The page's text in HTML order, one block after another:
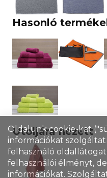
Hasonló
Utoljára nézett
Oldalunk cookie-kat
információkat
felhasználó
felhasználói élményt,
információkat.